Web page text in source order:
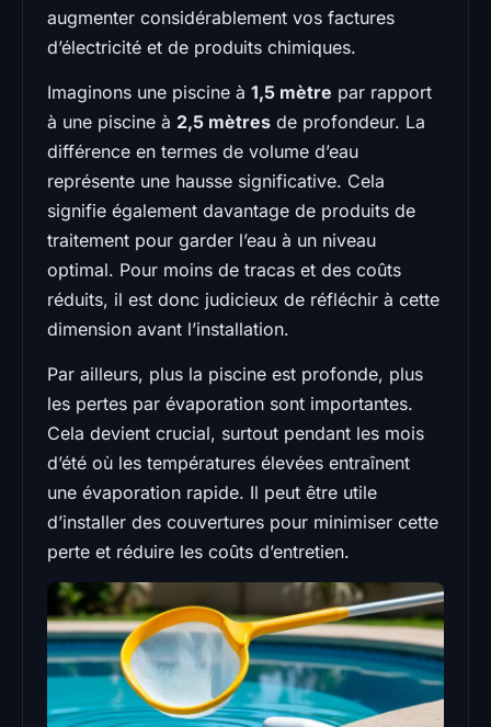
augmenter considérablement vos factures
d’électricité et de produits chimiques.
Imaginons une piscine à 1,5 mètre par rapport
à une piscine à 2,5 mètres de profondeur. La
différence en termes de volume d’eau
représente une hausse significative. Cela
signifie également davantage de produits de
traitement pour garder l’eau à un niveau
optimal. Pour moins de tracas et des coûts
réduits, il est donc judicieux de réfléchir à cette
dimension avant l’installation.
Par ailleurs, plus la piscine est profonde, plus
les pertes par évaporation sont importantes.
Cela devient crucial, surtout pendant les mois
d’été où les températures élevées entraînent
une évaporation rapide. Il peut être utile
d’installer des couvertures pour minimiser cette
perte et réduire les coûts d’entretien.